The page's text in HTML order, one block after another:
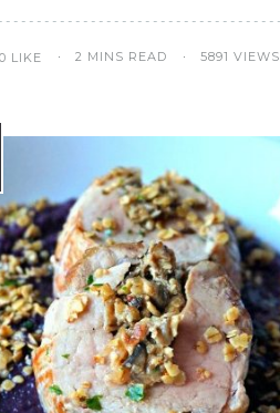
0 LIKE 2 MINS READ 5891 VIEWS